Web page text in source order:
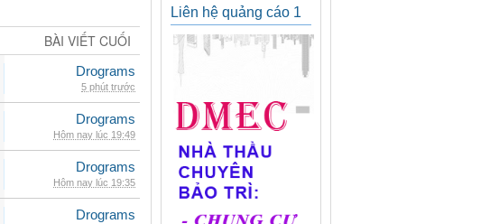
BÀI VIẾT CUỐI
Drograms
5 phút trước
Drograms
Hôm nay lúc 19:49
Drograms
Hôm nay lúc 19:35
Drograms
Liên hệ quảng cáo 1